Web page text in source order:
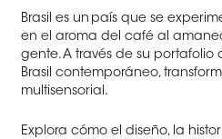
Brasil es un país que se
en el aroma del café al
gente. A través de su portafolio
Brasil contemporáneo,
multisensorial.
Explora cómo el diseño, la